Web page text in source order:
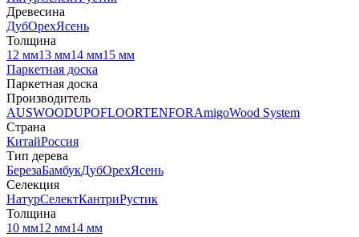
Древесина
ДубОрехЯсень
Толщина
12 мм13 мм14 мм15 мм
Паркетная доска
Паркетная доска
Производитель
AUSWOODUPOFLOORTENFORAmigoWood System
Страна
КитайРоссия
Тип дерева
БерезаБамбукДубОрехЯсень
Селекция
НатурСелектКантриРустик
Толщина
10 мм12 мм14 мм